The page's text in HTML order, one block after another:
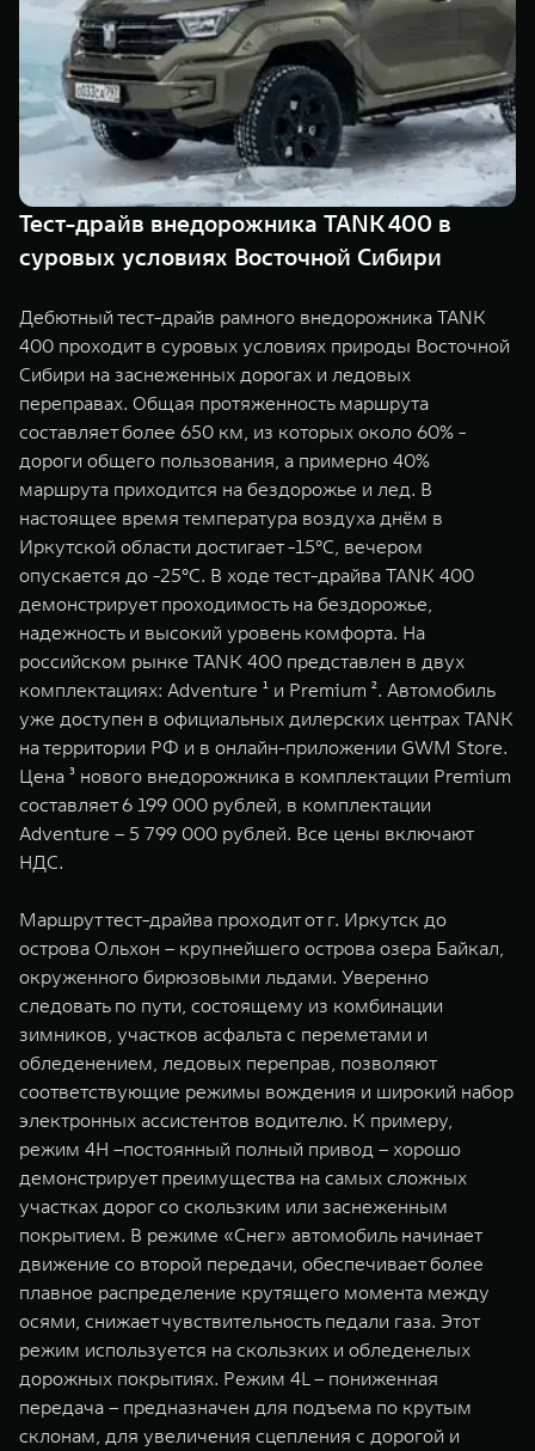
TANK 500
Веди за собой Сила
WEY 07
Расширяя границы комфорта
от 6 149 000 ₽
Эстетика
от 5 699
WEY 80
от 6 449 000 ₽ от 8 099
TANK Финансы
Корпоративным клиентам
TANK ФИНАНСЫ
TANK Кредит
TANK Лизинг
TANK Страхование
Сервис
Специальные предложения
Моторные масла
ЦИФРОВЫЕ СЕРВИСЫ TANK
Цифровые сервисы TANK
Подписки
Тест-драйв внедорожника TANK 400 в
суровых условиях Восточной Сибири
Дебютный тест-драйв рамного внедорожника TANK
400 проходит в суровых условиях природы Восточной
Сибири на заснеженных дорогах и ледовых
переправах. Общая протяженность маршрута
составляет более 650 км, из которых около 60% -
дороги общего пользования, а примерно 40%
маршрута приходится на бездорожье и лед. В
настоящее время температура воздуха днём в
Иркутской области достигает -15°C, вечером
опускается до -25°C. В ходе тест-драйва TANK 400
демонстрирует проходимость на бездорожье,
надежность и высокий уровень комфорта. На
российском рынке TANK 400 представлен в двух
комплектациях: Adventure ¹ и Premium ². Автомобиль
уже доступен в официальных дилерских центрах TANK
на территории РФ и в онлайн-приложении GWM Store.
Цена ³ нового внедорожника в комплектации Premium
составляет 6 199 000 рублей, в комплектации
Adventure – 5 799 000 рублей. Все цены включают
НДС.
Маршрут тест-драйва проходит от г. Иркутск до
острова Ольхон – крупнейшего острова озера Байкал,
окруженного бирюзовыми льдами. Уверенно
следовать по пути, состоящему из комбинации
зимников, участков асфальта с переметами и
обледенением, ледовых переправ, позволяют
соответствующие режимы вождения и широкий набор
электронных ассистентов водителю. К примеру,
режим 4H –постоянный полный привод – хорошо
демонстрирует преимущества на cамых сложных
участках дорог со скользким или заснеженным
покрытием. В режиме «Снег» автомобиль начинает
движение со второй передачи, обеспечивает более
плавное распределение крутящего момента между
осями, снижает чувствительность педали газа. Этот
режим используется на скользких и обледенелых
дорожных покрытиях. Режим 4L – пониженная
передача – предназначен для подъема по крутым
склонам, для увеличения сцепления с дорогой и